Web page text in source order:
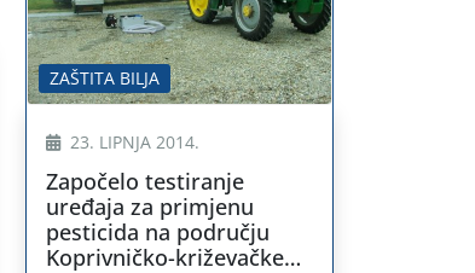
ZAŠTITA BILJA
23. LIPNJA 2014.
Započelo testiranje
uređaja za primjenu
pesticida na području
Koprivničko-križevačke